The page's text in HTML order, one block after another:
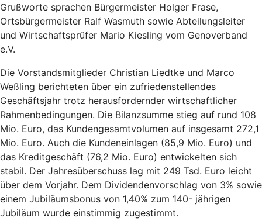
Grußworte sprachen Bürgermeister Holger Frase,
Ortsbürgermeister Ralf Wasmuth sowie Abteilungsleiter
und Wirtschaftsprüfer Mario Kiesling vom Genoverband
e.V.
Die Vorstandsmitglieder Christian Liedtke und Marco
Weßling berichteten über ein zufriedenstellendes
Geschäftsjahr trotz herausfordernder wirtschaftlicher
Rahmenbedingungen. Die Bilanzsumme stieg auf rund 108
Mio. Euro, das Kundengesamtvolumen auf insgesamt 272,1
Mio. Euro. Auch die Kundeneinlagen (85,9 Mio. Euro) und
das Kreditgeschäft (76,2 Mio. Euro) entwickelten sich
stabil. Der Jahresüberschuss lag mit 249 Tsd. Euro leicht
über dem Vorjahr. Dem Dividendenvorschlag von 3% sowie
einem Jubiläumsbonus von 1,40% zum 140- jährigen
Jubiläum wurde einstimmig zugestimmt.